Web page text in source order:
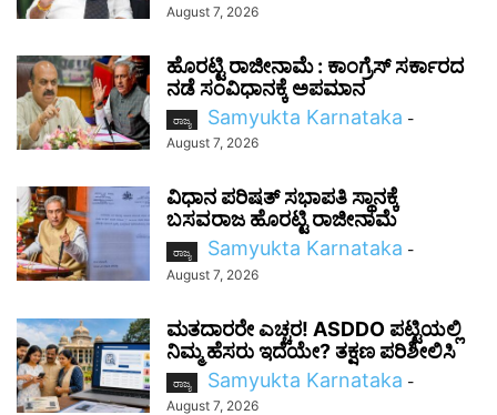
August 7, 2026
ಹೊರಟ್ಟಿ ರಾಜೀನಾಮೆ : ಕಾಂಗ್ರೆಸ್ ಸರ್ಕಾರದ
ನಡೆ ಸಂವಿಧಾನಕ್ಕೆ ಅಪಮಾನ
ರಾಜ್ಯ Samyukta Karnataka -
August 7, 2026
ವಿಧಾನ ಪರಿಷತ್ ಸಭಾಪತಿ ಸ್ಥಾನಕ್ಕೆ
ಬಸವರಾಜ ಹೊರಟ್ಟಿ ರಾಜೀನಾಮೆ
ರಾಜ್ಯ Samyukta Karnataka -
August 7, 2026
ಮತದಾರರೇ ಎಚ್ಚರ! ASDDO ಪಟ್ಟಿಯಲ್ಲಿ
ನಿಮ್ಮ ಹೆಸರು ಇದೆಯೇ? ತಕ್ಷಣ ಪರಿಶೀಲಿಸಿ
ರಾಜ್ಯ Samyukta Karnataka -
August 7, 2026